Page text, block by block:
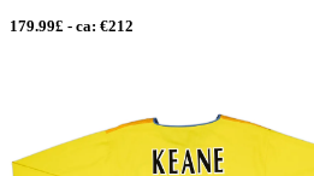
179.99£ - ca: €212